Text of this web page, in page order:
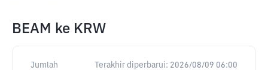
BEAM ke KRW
Jumlah Terakhir diperbarui: 2026/08/09 06:00